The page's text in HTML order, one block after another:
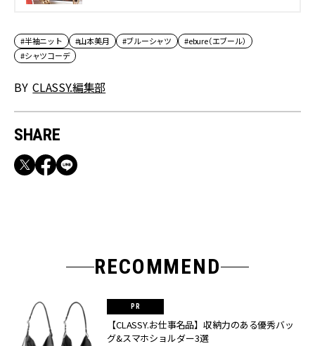
#半袖ニット #山本美月 #ブルーシャツ
#ebure（エブール）
#シャツコーデ
BY CLASSY.編集部
SHARE
RECOMMEND
【CLASSY.お仕事名品】収納力のある優秀バッ
グ&スマホショルダー3選